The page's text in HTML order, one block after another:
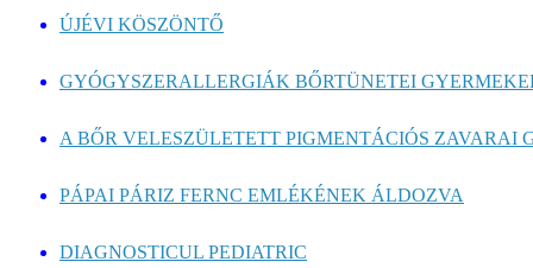
ÚJÉVI KÖSZÖNTŐ
GYÓGYSZERALLERGIÁK BŐRTÜNETEI
A BŐR VELESZÜLETETT PIGMENTÁCIÓS ZAVARAI
PÁPAI PÁRIZ FERNC EMLÉKÉNEK ÁLDOZVA
DIAGNOSTICUL PEDIATRIC